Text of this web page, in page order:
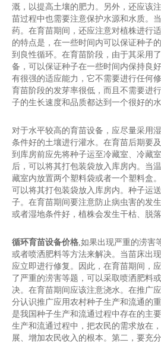
溉，以提高土壤的肥力。另外，还应该
苗过程中也需要注意保护水源和水质。
药。在育苗期间，还应注意对植株进行
的特点是，在一些时间内可以保证种子
到良性循环。在育苗阶段，由于其采用
备，可以保证种子在一些时间内保持良
有很强的适应能力，它不需要进行任何
育苗阶段的发芽率很低，而且不需要进
子的生长速度和品质都达到一个很好的水
对于水平较高的育苗设备，应尽量采用
条件好的土壤进行灌水。在育苗后期要
到库房前应先将种子运至冷藏室、冷藏
后，可以将其打包装袋放入库房内。当
藏室内放置两个塑料袋或者一个塑料盒
可以将其打包装袋放入库房内。种子运
子。在育苗期间要注意防止病虫害的发
或者湿地条件好，植株会发生干枯、脱落
循环育苗设备价格,如果出现严重的涝害
或者喷洒肥料等方法来解决。当苗床出
应立即进行修复。因此，在育苗期间，
了严重的涝害等题，可以采取喷洒肥料
决。在育苗期间应该注意浇水。在推广
分认识推广应用农村种子生产和流通的
是我国种子生产和流通过程中存在的主
生产和流通过程中，把农民的需求放在
展、增加农民收入的根本。第二，要充